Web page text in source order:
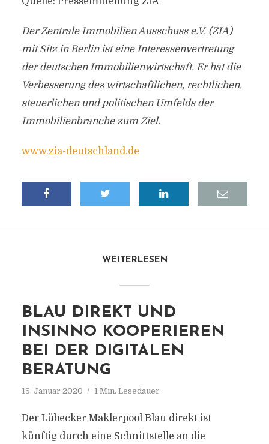
Der Zentrale Immobilien Ausschuss e.V. (ZIA)
mit Sitz in Berlin ist eine Interessenvertretung
der deutschen Immobilienwirtschaft. Er hat die
Verbesserung des wirtschaftlichen, rechtlichen,
steuerlichen und politischen Umfelds der
Immobilienbranche zum Ziel.
www.zia-deutschland.de
WEITERLESEN
BLAU DIREKT UND
INSINNO KOOPERIEREN
BEI DER DIGITALEN
BERATUNG
15. Januar 2020 1 Min. Lesedauer
Der Lübecker Maklerpool Blau direkt ist
künftig durch eine Schnittstelle an die